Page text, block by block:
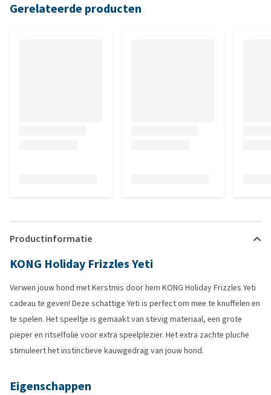
Gerelateerde producten
Productinformatie
KONG Holiday Frizzles Yeti
Verwen jouw hond met Kerstmis door hem KONG Holiday Frizzles Yeti
cadeau te geven! Deze schattige Yeti is perfect om mee te knuffelen en
te spelen. Het speeltje is gemaakt van stevig materiaal, een grote
pieper en ritselfolie voor extra speelplezier. Het extra zachte pluche
stimuleert het instinctieve kauwgedrag van jouw hond.
Eigenschappen